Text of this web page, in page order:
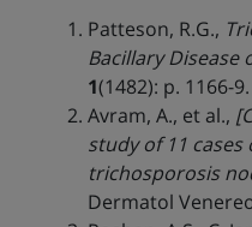
Patteson, R.G.,
Bacillary Disease
1(1482): p. 1166-9.
Avram, A., et al.,
study of 11
trichosporosis
Dermatol